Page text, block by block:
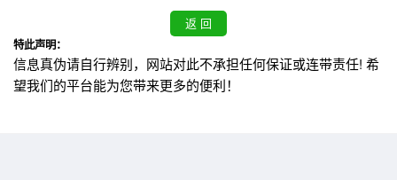
特此声明：
信息真伪请自行辨别，网站对此不承担任何保证或连带责任! 希
望我们的平台能为您带来更多的便利！